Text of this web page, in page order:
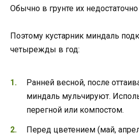
Обычно в грунте их недостаточно
Поэтому кустарник миндаль
четырежды в год:
Ранней весной, после
миндаль мульчируют.
перегной или компостом.
Перед цветением (май,